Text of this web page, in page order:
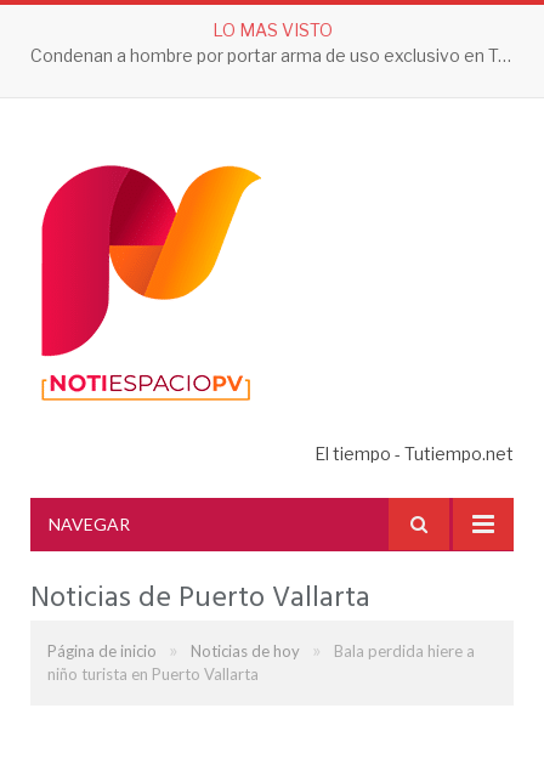
LO MAS VISTO
Condenan a hombre por portar arma de uso exclusivo en Tepic
El tiempo - Tutiempo.net
NAVEGAR
Noticias de Puerto Vallarta
Página de inicio » Noticias de hoy »
Bala perdida hiere a
niño turista en Puerto Vallarta